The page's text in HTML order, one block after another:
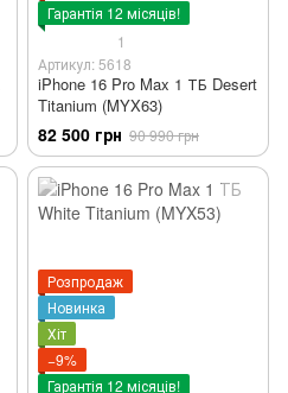
Гарантія 12 місяців!
1
Артикул: 5618
iPhone 16 Pro Max 1 ТБ Desert
Titanium (MYX63)
82 500 грн 90 990 грн
Розпродаж
Новинка
Хіт
−9%
Гарантія 12 місяців!